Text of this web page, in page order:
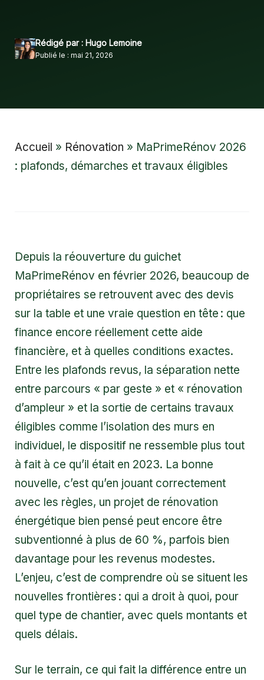
Rédigé par : Hugo Lemoine
Publié le : mai 21, 2026
Accueil » Rénovation » MaPrimeRénov 2026
: plafonds, démarches et travaux éligibles
Depuis la réouverture du guichet
MaPrimeRénov en février 2026, beaucoup de
propriétaires se retrouvent avec des devis
sur la table et une vraie question en tête : que
finance encore réellement cette aide
financière, et à quelles conditions exactes.
Entre les plafonds revus, la séparation nette
entre parcours « par geste » et « rénovation
d’ampleur » et la sortie de certains travaux
éligibles comme l’isolation des murs en
individuel, le dispositif ne ressemble plus tout
à fait à ce qu’il était en 2023. La bonne
nouvelle, c’est qu’en jouant correctement
avec les règles, un projet de rénovation
énergétique bien pensé peut encore être
subventionné à plus de 60 %, parfois bien
davantage pour les revenus modestes.
L’enjeu, c’est de comprendre où se situent les
nouvelles frontières : qui a droit à quoi, pour
quel type de chantier, avec quels montants et
quels délais.
Sur le terrain, ce qui fait la différence entre un